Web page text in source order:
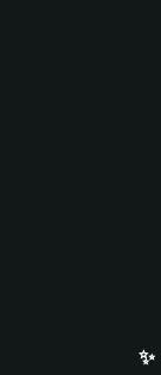
✨